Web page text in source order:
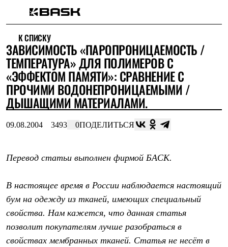
Интернет-магазин
Мужская одежда
Утепленная пухом
Куртки
Брюки
Жилеты
Комбинезоны
Утепленная синтетикой
Брюки
Брюки
Софтшелл одежда
Брюки
Куртки
Брюки
Термобелье
Теплое термобелье
К СПИСКУ
ЗАВИСИМОСТЬ «ПАРОПРОНИЦАЕМОСТЬ /
ТЕМПЕРАТУРА» ДЛЯ ПОЛИМЕРОВ С
«ЭФФЕКТОМ ПАМЯТИ»: СРАВНЕНИЕ С
ПРОЧИМИ ВОДОНЕПРОНИЦАЕМЫМИ /
ДЫШАЩИМИ МАТЕРИАЛАМИ.
09.08.2004 3493 0ПОДЕЛИТЬСЯ
Перевод статьи выполнен фирмой БАСК.
В настоящее время в России наблюдается настоящий
бум на одежду из тканей, имеющих специальный
свойства. Нам кажется, что данная статья
позволит покупателям лучше разобраться в
свойствах мембранных тканей. Статья не несёт в